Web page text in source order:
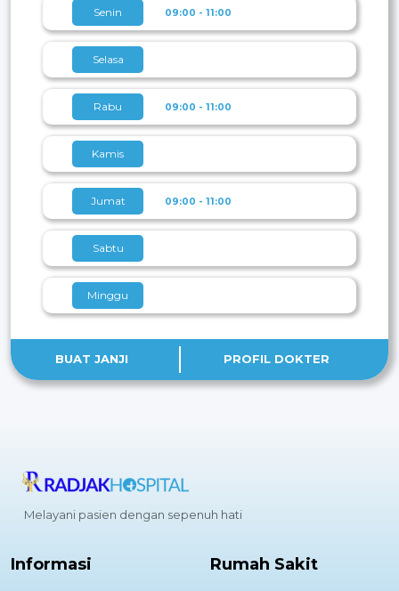
Senin 09:00 - 11:00
Selasa
Rabu 09:00 - 11:00
Kamis
Jumat 09:00 - 11:00
Sabtu
Minggu
BUAT JANJI PROFIL DOKTER
Melayani pasien dengan sepenuh hati
Informasi Rumah Sakit